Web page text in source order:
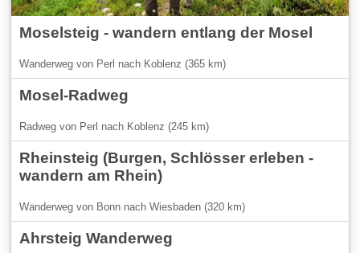
Moselsteig - wandern entlang der Mosel
Wanderweg von Perl nach Koblenz (365 km)
Mosel-Radweg
Radweg von Perl nach Koblenz (245 km)
Rheinsteig (Burgen, Schlösser erleben -
wandern am Rhein)
Wanderweg von Bonn nach Wiesbaden (320 km)
Ahrsteig Wanderweg